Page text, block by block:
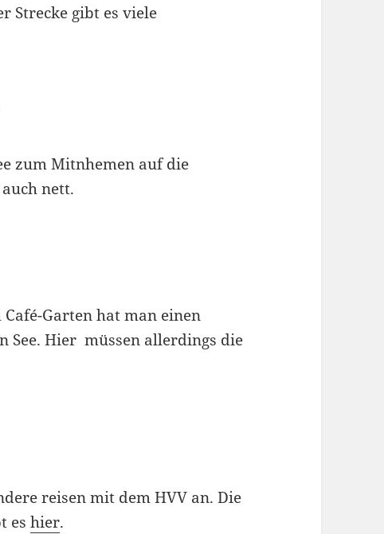
Strecke gibt es viele
zum Mitnhemen auf die
nett.
Café-Garten hat man einen
See. Hier müssen allerdings die
reisen mit dem HVV an. Die
eshier.